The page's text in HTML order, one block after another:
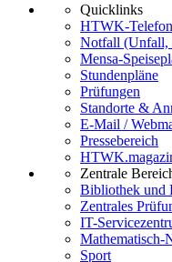
Quicklinks
HTWK-
Notfall (Unfall,
Mensa-
Stundenpläne
Prüfungen
Standorte &
E-Mail /
Pressebereich
Zentrale
Bibliothek und
Zentrales
IT-
Mathematisch-
Sport